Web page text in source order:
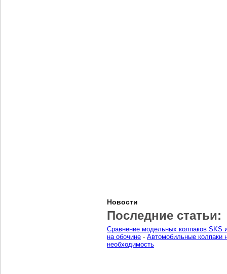
Новости
Последние статьи:
Сравнение модельных колпаков SKS
на обочине - Автомобильные колпаки
необходимость